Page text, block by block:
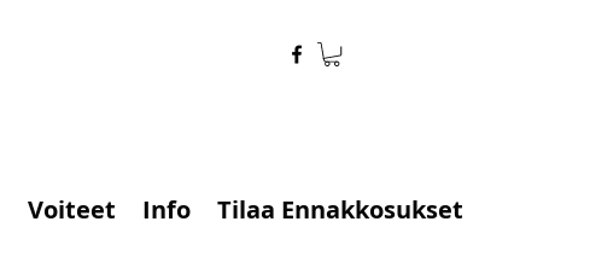
Voiteet Info Tilaa Ennakkosukset